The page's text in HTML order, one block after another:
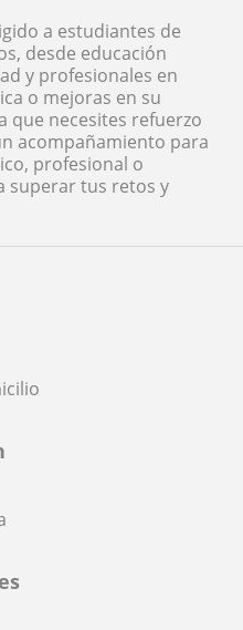
a estudiantes de
desde educación
y profesionales en
o mejoras en su
que necesites refuerzo
acompañamiento para
profesional o
superar tus retos y